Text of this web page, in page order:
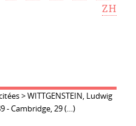
ZH
>WITTGENSTEIN, Ludwig
- Cambridge, 29 (…)